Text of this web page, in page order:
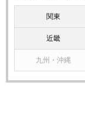
関東
近畿
九州・沖縄